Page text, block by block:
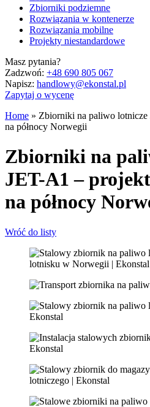
Zbiorniki podziemne
Rozwiązania w kontenerze
Rozwiązania mobilne
Projekty niestandardowe
Masz pytania?
Zadzwoń: +48 690 805 067
Napisz: handlowy@ekonstal.pl
Zapytaj o wycenę
Home » Zbiorniki na paliwo
na północy Norwegii
Zbiorniki na
JET-A1 –
na północy
Wróć do listy